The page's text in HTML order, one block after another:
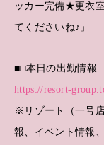
ッカー完備★更衣
てくださいね♪」
■□本日の出勤情報
https://resort-
※リゾート（一号
報、イベント情報